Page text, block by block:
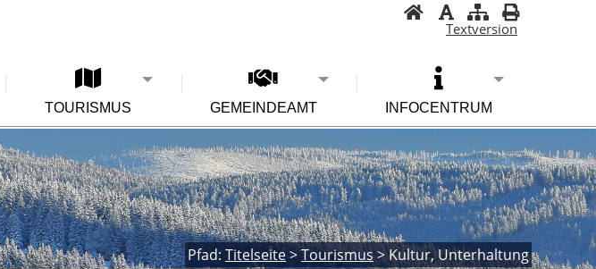
Textversion
TOURISMUS GEMEINDEAMT INFOCENTRUM
Pfad: Titelseite>Tourismus>Kultur, Unterhaltung